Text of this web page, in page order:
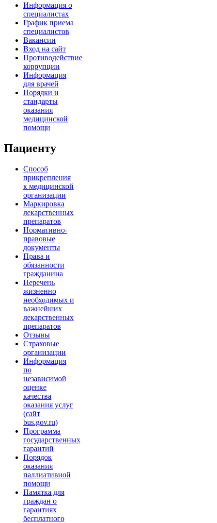
Информация о
специалистах
График приема
специалистов
Вакансии
Вход на сайт
Противодействие
коррупции
Информация
для врачей
Порядки и
стандарты
оказания
медицинской
помощи
Пациенту
Способ
прикрепления
к медицинской
организации
Маркировка
лекарственных
препаратов
Нормативно-
правовые
документы
Права и
обязанности
гражданина
Перечень
жизненно
необходимых и
важнейших
лекарственных
препаратов
Отзывы
Страховые
организации
Информация
по
независимой
оценке
качества
оказания услуг
(сайт
bus.gov.ru)
Программа
государственных
гарантий
Порядок
оказания
паллиативной
помощи
Памятка для
граждан о
гарантиях
бесплатного